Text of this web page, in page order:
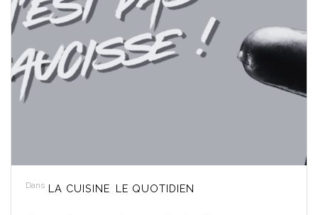
Dans LA CUISINE LE QUOTIDIEN